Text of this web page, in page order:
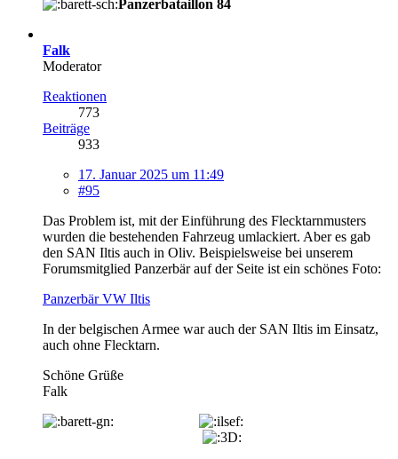
Panzerbataillon 84
Falk
Moderator
Reaktionen
773
Beiträge
933
17. Januar 2025 um 11:49
#95
Das Problem ist, mit der Einführung des Flecktarnmusters
wurden die bestehenden Fahrzeug umlackiert. Aber es gab
den SAN Iltis auch in Oliv. Beispielsweise bei unserem
Forumsmitglied Panzerbär auf der Seite ist ein schönes Foto:
Panzerbär VW Iltis
In der belgischen Armee war auch der SAN Iltis im Einsatz,
auch ohne Flecktarn.
Schöne Grüße
Falk